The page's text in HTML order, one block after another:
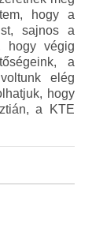
hogy a
sajnos a
hogy végig
a
elég
hogy
a KTE